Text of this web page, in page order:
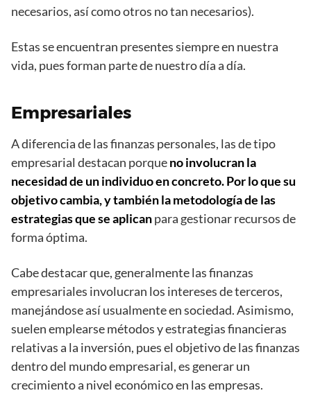
necesarios, así como otros no tan necesarios).
Estas se encuentran presentes siempre en nuestra
vida, pues forman parte de nuestro día a día.
Empresariales
A diferencia de las finanzas personales, las de tipo
empresarial destacan porqueno involucran la
necesidad de un individuo en concreto. Por lo que su
objetivo cambia, y también la metodología de las
estrategias que se aplicanpara gestionar recursos de
forma óptima.
Cabe destacar que, generalmente las finanzas
empresariales involucran los intereses de terceros,
manejándose así usualmente en sociedad. Asimismo,
suelen emplearse métodos y estrategias financieras
relativas a la inversión, pues el objetivo de las finanzas
dentro del mundo empresarial, es generar un
crecimiento a nivel económico en las empresas.